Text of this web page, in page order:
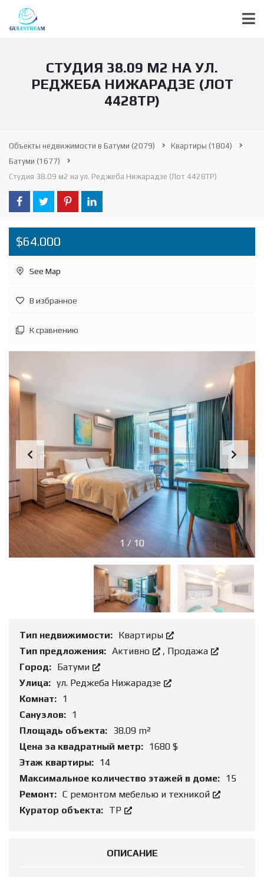
СТУДИЯ 38.09 М2 НА УЛ.
РЕДЖЕБА НИЖАРАДЗЕ (ЛОТ
4428ТР)
Объекты недвижимости в Батуми (2079) Квартиры (1804)
Батуми (1677)
Студия 38.09 м2 на ул. Реджеба Нижарадзе (Лот 4428ТР)
$64.000
See Map
В избранное
К сравнению
1 /10
Тип недвижимости: Квартиры
Тип предложения: Активно , Продажа
Город: Батуми
Улица: ул. Реджеба Нижарадзе
Комнат: 1
Санузлов: 1
Площадь объекта: 38.09 m²
Цена за квадратный метр: 1680 $
Этаж квартиры: 14
Максимальное количество этажей в доме: 15
Ремонт: С ремонтом мебелью и техникой
Куратор объекта: ТР
ОПИСАНИЕ